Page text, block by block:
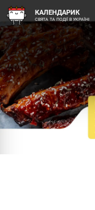
КАЛЕНДАРИК
СВЯТА ТА ПОДІЇ В УКРАЇНІ